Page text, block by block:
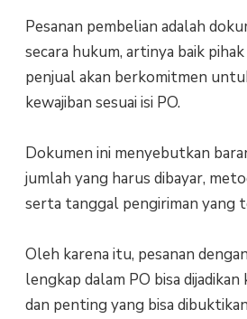
Pesanan pembelian adalah
secara hukum, artinya baik
penjual akan berkomitmen
kewajiban sesuai isi PO.
Dokumen ini menyebutkan
jumlah yang harus dibayar,
serta tanggal pengiriman yang
Oleh karena itu, pesanan
lengkap dalam PO bisa
dan penting yang bisa